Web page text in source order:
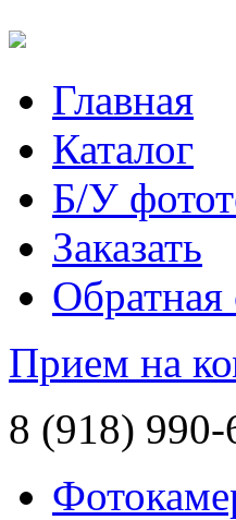
Главная
Каталог
Б/У
Заказать
Обратная
Прием на
8 (918) 990-